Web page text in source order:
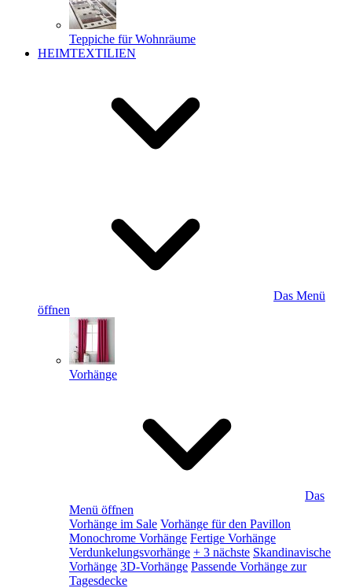
Teppiche für Wohnräume
HEIMTEXTILIEN
Das Menü
öffnen
Vorhänge
Das
Menü öffnen
Vorhänge im Sale Vorhänge für den Pavillon
Monochrome Vorhänge Fertige Vorhänge
Verdunkelungsvorhänge + 3 nächste Skandinavische
Vorhänge 3D-Vorhänge Passende Vorhänge zur
Tagesdecke